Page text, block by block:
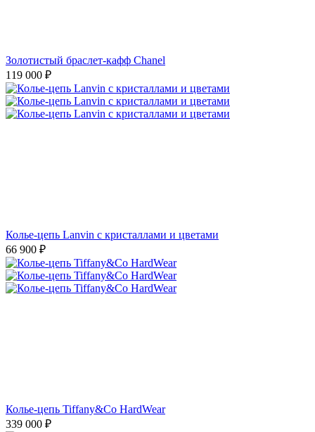
Золотистый браслет-кафф Chanel
119 000 ₽
Колье-цепь Lanvin с кристаллами и цветами
66 900 ₽
Колье-цепь Tiffany&Co HardWear
339 000 ₽